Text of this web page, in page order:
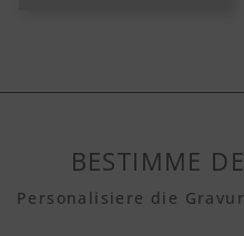
BESTIMME
Personalisiere die